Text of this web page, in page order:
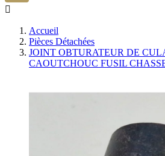
Accueil
Pièces Détachées
JOINT OBTURATEUR DE
CAOUTCHOUC FUSIL